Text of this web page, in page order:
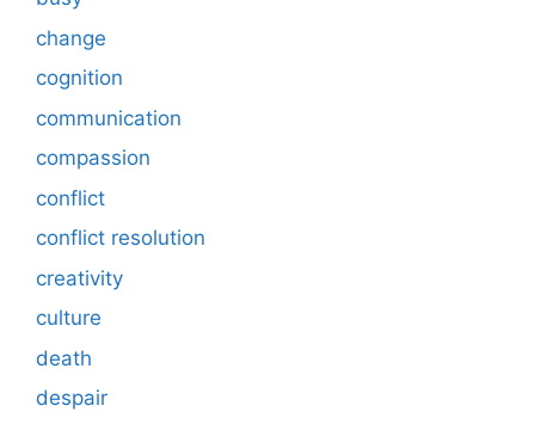
change
cognition
communication
compassion
conflict
conflict resolution
creativity
culture
death
despair